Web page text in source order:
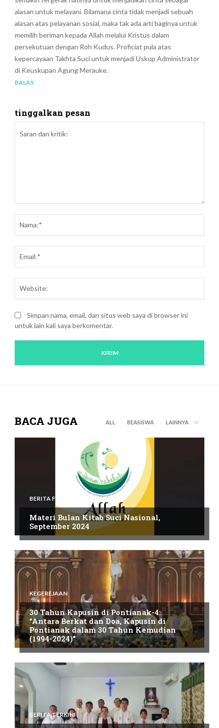
alasan untuk melayani. Bilamana cinta tidak menjadi sebuah
alasan atas pelayanan sosial, maka tak ada arti baginya untuk
memilih beriman kepada Allah melalui Kristus dalam
persekutuan dengan Roh Kudus. Proficiat pula atas
kepercayaan Takhta Suci untuk menjadi Uskup Administrator
di Keuskupan Agung Merauke.
BALAS
tinggalkan pesan
kritik:
Simpan nama, email, dan situs web saya di browser ini
untuk lain kali saya berkomentar.
BACA JUGA ALL BEASISWA LAINNYA
BERITA FOTO
Materi Bulan Kitab Suci Nasional,
September 2024
KEGEREJAAN
30 Tahun Kapusin di Pontianak-4:
“Antara Berkat dan Doa, Kapusin di
Pontianak dalam 30 Tahun Kemudian
(1994-2024)”
BERITA TERKINI